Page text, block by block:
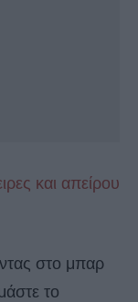
και απείρου
στο μπαρ
το